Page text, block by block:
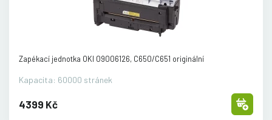
Zapékací jednotka OKI 09006126, C650/C651 originální
Kapacita: 60000 stránek
4399 Kč